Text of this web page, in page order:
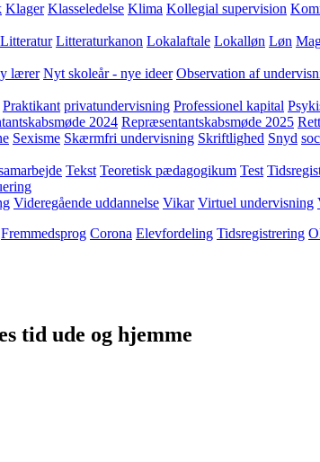
Klager Klasseledelse Klima Kollegial supervision
Litteratur Litteraturkanon Lokalaftale Lokalløn Løn
lærer Nyt skoleår - nye ideer Observation af
Praktikant privatundervisning Professionel kapital
2024 Repræsentantskabsmøde 2025
Sexisme Skærmfri undervisning Skriftlighed Snyd
Tekst Teoretisk pædagogikum Test
Videregående uddannelse Vikar Virtuel undervisning
Fremmedsprog Corona Elevfordeling Tidsregistrering
tid ude og hjemme